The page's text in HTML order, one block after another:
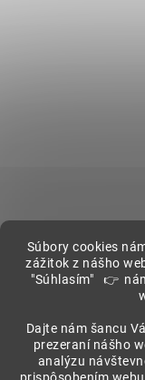
Súbory cookies
zážitok z nášho
"Súhlasím" 👉
Dajte nám šancu
prezeraní nášho
analýzu
Showroom